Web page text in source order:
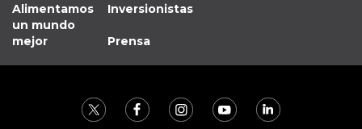
Alimentamos
un mundo
mejor
Inversionistas
Prensa